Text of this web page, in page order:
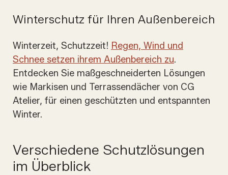
Winterschutz für Ihren Außenbereich
Winterzeit, Schutzzeit! Regen, Wind und
Schnee setzen ihrem Außenbereich zu.
Entdecken Sie maßgeschneiderten Lösungen
wie Markisen und Terrassendächer von CG
Atelier, für einen geschützten und entspannten
Winter.
Verschiedene Schutzlösungen
im Überblick